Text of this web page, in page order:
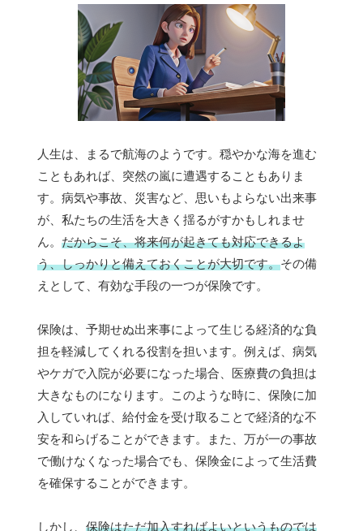
人生は、まるで航海のようです。穏やかな海を進む
こともあれば、突然の嵐に遭遇することもありま
す。病気や事故、災害など、思いもよらない出来事
が、私たちの生活を大きく揺るがすかもしれませ
ん。 だからこそ、将来何が起きても対応できるよ
う、しっかりと備えておくことが大切です。その備
えとして、有効な手段の一つが保険です。
保険は、予期せぬ出来事によって生じる経済的な負
担を軽減してくれる役割を担います。例えば、病気
やケガで入院が必要になった場合、医療費の負担は
大きなものになります。このような時に、保険に加
入していれば、給付金を受け取ることで経済的な不
安を和らげることができます。また、万が一の事故
で働けなくなった場合でも、保険金によって生活費
を確保することができます。
しかし、 保険はただ加入すればよいというものでは